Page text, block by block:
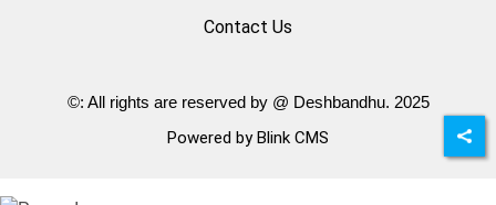
Contact Us
©: All rights are reserved by @ Deshbandhu. 2025
Powered by Blink CMS